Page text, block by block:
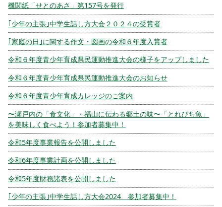
機関紙「せとのあさ」第157号を発行
｢少年の主張｣中学生話し方大会２０２４の受賞者
｢家庭の日｣に関する作文・図画の令和６年度入賞者
令和６年度青少年育成県民運動推進大会の様子をアップしました
令和６年度青少年育成県民運動推進大会のお知らせ
令和６年度青少年育成カレッジのご案内
〜瀬戸内の「食文化」・福山に伝わる郷土の味〜「とれぴち魚」
を美味しく食べよう！参加者募集中！
令和5年度事業報告を公開しました
令和6年度事業計画を公開しました
令和5年度財務諸表を公開しました
｢少年の主張｣中学生話し方大会2024 参加者募集中！